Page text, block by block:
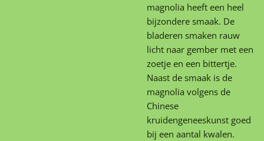
magnolia heeft een heel
bijzondere smaak. De
bladeren smaken rauw
licht naar gember met een
zoetje en een bittertje.
Naast de smaak is de
magnolia volgens de
Chinese
kruidengeneeskunst goed
bij een aantal kwalen.